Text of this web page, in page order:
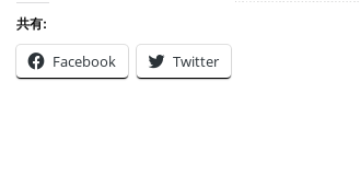
共有:
Facebook Twitter